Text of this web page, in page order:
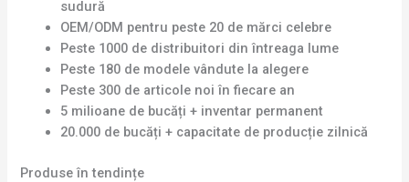
sudură
OEM/ODM pentru peste 20 de mărci celebre
Peste 1000 de distribuitori din întreaga lume
Peste 180 de modele vândute la alegere
Peste 300 de articole noi în fiecare an
5 milioane de bucăți + inventar permanent
20.000 de bucăți + capacitate de producție zilnică
Produse în tendințe